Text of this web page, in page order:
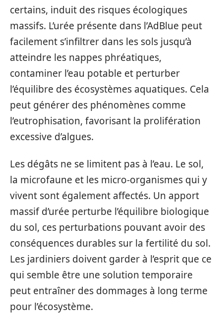
certains, induit des risques écologiques
massifs. L’urée présente dans l’AdBlue peut
facilement s’infiltrer dans les sols jusqu’à
atteindre les nappes phréatiques,
contaminer l’eau potable et perturber
l’équilibre des écosystèmes aquatiques. Cela
peut générer des phénomènes comme
l’eutrophisation, favorisant la prolifération
excessive d’algues.
Les dégâts ne se limitent pas à l’eau. Le sol,
la microfaune et les micro-organismes qui y
vivent sont également affectés. Un apport
massif d’urée perturbe l’équilibre biologique
du sol, ces perturbations pouvant avoir des
conséquences durables sur la fertilité du sol.
Les jardiniers doivent garder à l’esprit que ce
qui semble être une solution temporaire
peut entraîner des dommages à long terme
pour l’écosystème.